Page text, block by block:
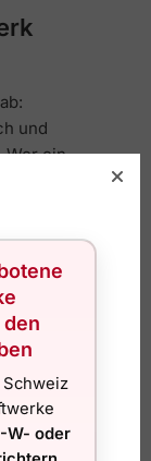
und
Wer ein
kostet,
oft in
ist keine
gute
W- oder